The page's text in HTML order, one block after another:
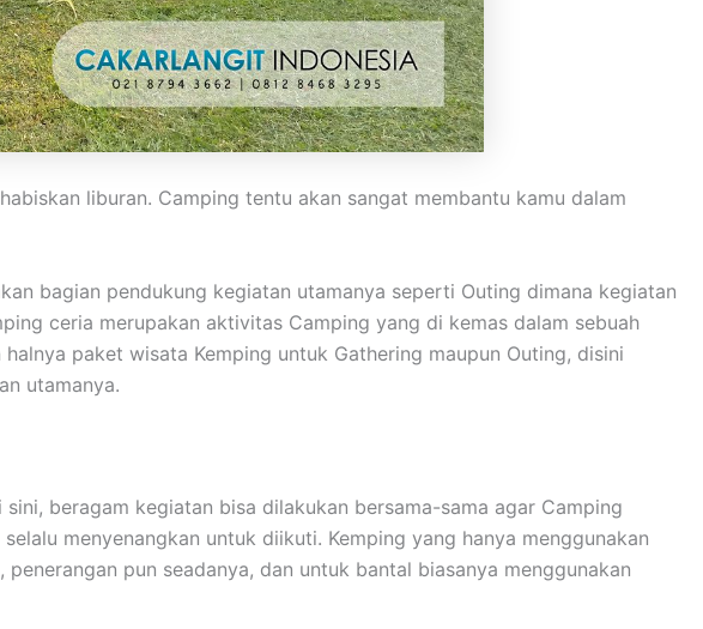
liburan. Camping tentu akan sangat membantu kamu dalam
bagian pendukung kegiatan utamanya seperti Outing dimana kegiatan
ceria merupakan aktivitas Camping yang di kemas dalam sebuah
paket wisata Kemping untuk Gathering maupun Outing, disini
utamanya.
beragam kegiatan bisa dilakukan bersama-sama agar Camping
menyenangkan untuk diikuti. Kemping yang hanya menggunakan
pun seadanya, dan untuk bantal biasanya menggunakan